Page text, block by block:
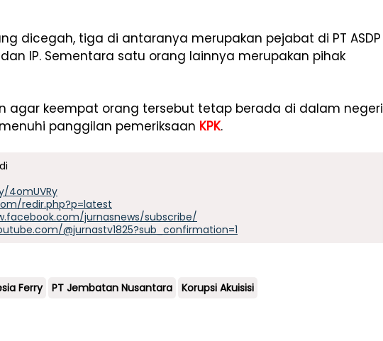
dicegah, tiga di antaranya merupakan pejabat di PT ASDP
dan IP. Sementara satu orang lainnya merupakan pihak
agar keempat orang tersebut tetap berada di dalam negeri
panggilan pemeriksaan KPK.
4omUVRy
redir.php?p=latest
jurnasnews/subscribe/
@jurnastv1825?sub_confirmation=1
Ferry PT Jembatan Nusantara Korupsi Akuisisi